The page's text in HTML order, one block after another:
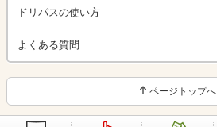
ドリパスの使い方
よくある質問
ページトップへ